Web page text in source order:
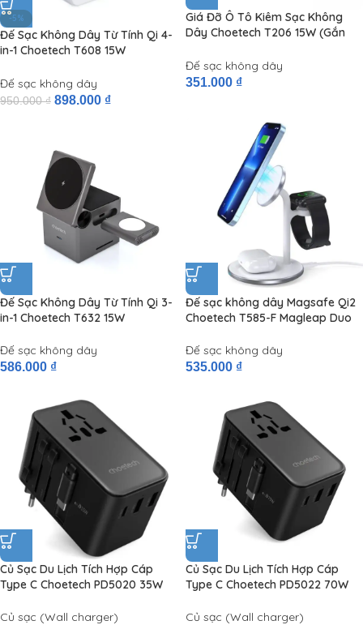
-5%
Đế Sạc Không Dây Từ Tính Qi 4-
in-1 Choetech T608 15W
Đế sạc không dây
950.000₫ 898.000 ₫
Giá Đỡ Ô Tô Kiêm Sạc Không
Dây Choetech T206 15W (Gắn
Đế sạc không dây
351.000 ₫
Đế Sạc Không Dây Từ Tính Qi 3-
in-1 Choetech T632 15W
Đế sạc không dây
586.000 ₫
Đế sạc không dây Magsafe Qi2
Choetech T585-F Magleap Duo
(iPhone/Airpods/Apple Watch,
Magnetic Wireless Quick
Đế sạc không dây
535.000 ₫
Củ Sạc Du Lịch Tích Hợp Cáp
Type C Choetech PD5020 35W
Củ sạc (Wall charger)
Củ Sạc Du Lịch Tích Hợp Cáp
Type C Choetech PD5022 70W
Củ sạc (Wall charger)